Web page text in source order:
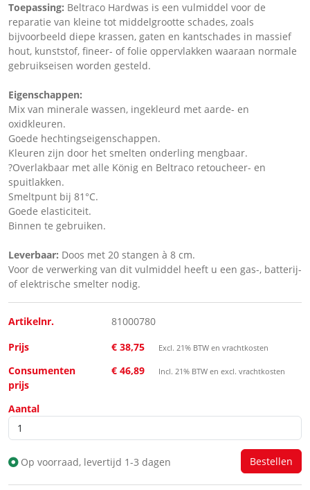
Toepassing: Beltraco Hardwas is een vulmiddel voor de
reparatie van kleine tot middelgrootte schades, zoals
bijvoorbeeld diepe krassen, gaten en kantschades in massief
hout, kunststof, fineer- of folie oppervlakken waaraan normale
gebruikseisen worden gesteld.
Eigenschappen:
Mix van minerale wassen, ingekleurd met aarde- en
oxidkleuren.
Goede hechtingseigenschappen.
Kleuren zijn door het smelten onderling mengbaar.
?Overlakbaar met alle König en Beltraco retoucheer- en
spuitlakken.
Smeltpunt bij 81°C.
Goede elasticiteit.
Binnen te gebruiken.
Leverbaar: Doos met 20 stangen à 8 cm.
Voor de verwerking van dit vulmiddel heeft u een gas-, batterij-
of elektrische smelter nodig.
Artikelnr.
81000780
Prijs
€ 38,75 Excl. 21% BTW en vrachtkosten
Consumenten
prijs
€ 46,89 Incl. 21% BTW en excl. vrachtkosten
Aantal
Op voorraad, levertijd 1-3 dagen